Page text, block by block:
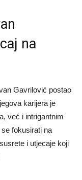
na
Gavrilović postao
karijera je
već i intrigantnim
fokusirati na
i utjecaje koji